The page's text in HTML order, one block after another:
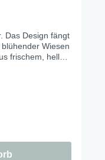
Das Design fängt
Wiesen
frischem, hellem